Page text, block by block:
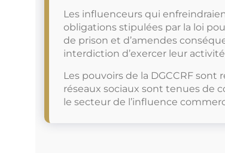
Les influenceurs qui
obligations stipulées par la loi
de prison et d’amendes
interdiction d’exercer leur
Les pouvoirs de la DGCCRF
réseaux sociaux sont tenues de
le secteur de l’influence